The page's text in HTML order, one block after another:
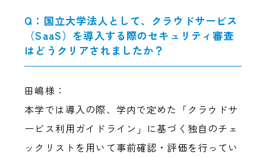
Q：国立大学法人として、クラウドサービス
（SaaS）を導入する際のセキュリティ審査
はどうクリアされましたか？
田嶋様：
本学では導入の際、学内で定めた「クラウドサ
ービス利用ガイドライン」に基づく独自のチェ
ックリストを用いて事前確認・評価を行ってい